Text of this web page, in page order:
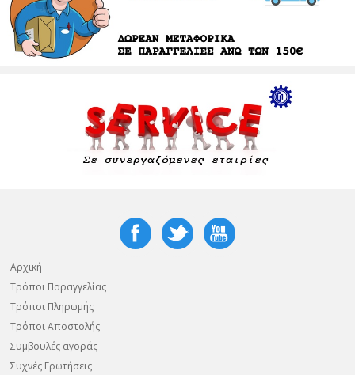
Αρχική
Τρόποι Παραγγελίας
Τρόποι Πληρωμής
Τρόποι Αποστολής
Συμβουλές αγοράς
Συχνές Ερωτήσεις